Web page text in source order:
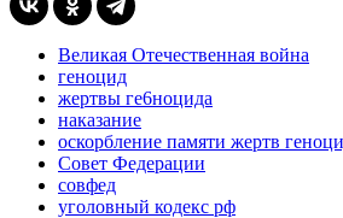
Великая Отечественная война
геноцид
жертвы ге6ноцида
наказание
оскорбление памяти жертв
Совет Федерации
совфед
уголовный кодекс рф